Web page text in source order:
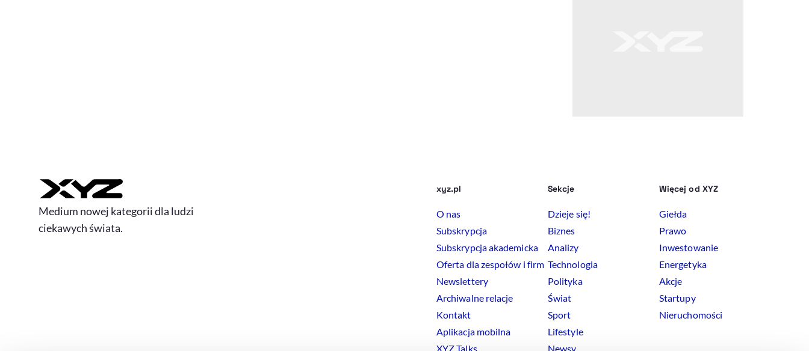
Medium nowej kategorii dla ludzi
ciekawych świata.
xyz.pl
O nas
Subskrypcja
Subskrypcja akademicka
Oferta dla zespołów i firm
Newslettery
Archiwalne relacje
Kontakt
Aplikacja mobilna
XYZ Talks
Sekcje
Dzieje się!
Biznes
Analizy
Technologia
Polityka
Świat
Sport
Lifestyle
Newsy
Więcej od XYZ
Giełda
Prawo
Inwestowanie
Energetyka
Akcje
Startupy
Nieruchomości